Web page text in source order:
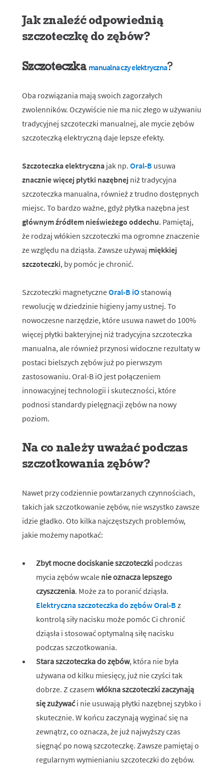
Jak znaleźć odpowiednią
szczoteczkę do zębów?
Szczoteczka manualna czy elektryczna?
Oba rozwiązania mają swoich zagorzałych
zwolenników. Oczywiście nie ma nic złego w używaniu
tradycyjnej szczoteczki manualnej, ale mycie zębów
szczoteczką elektryczną daje lepsze efekty.
Szczoteczka elektryczna jak np. Oral-B usuwa
znacznie więcej płytki nazębnej niż tradycyjna
szczoteczka manualna, również z trudno dostępnych
miejsc. To bardzo ważne, gdyż płytka nazębna jest
głównym źródłem nieświeżego oddechu. Pamiętaj,
że rodzaj włókien szczoteczki ma ogromne znaczenie
ze względu na dziąsła. Zawsze używaj miękkiej
szczoteczki, by pomóc je chronić.
Szczoteczki magnetyczneOral-B iO stanowią
rewolucję w dziedzinie higieny jamy ustnej. To
nowoczesne narzędzie, które usuwa nawet do 100%
więcej płytki bakteryjnej niż tradycyjna szczoteczka
manualna, ale również przynosi widoczne rezultaty w
postaci bielszych zębów już po pierwszym
zastosowaniu. Oral-B iO jest połączeniem
innowacyjnej technologii i skuteczności, które
podnosi standardy pielęgnacji zębów na nowy
poziom.
Na co należy uważać podczas
szczotkowania zębów?
Nawet przy codziennie powtarzanych czynnościach,
takich jak szczotkowanie zębów, nie wszystko zawsze
idzie gładko. Oto kilka najczęstszych problemów,
jakie możemy napotkać:
Zbyt mocne dociskanie szczoteczki podczas
mycia zębów wcale nie oznacza lepszego
czyszczenia. Może za to poranić dziąsła.
Elektryczna szczoteczka do zębów Oral-B z
kontrolą siły nacisku może pomóc Ci chronić
dziąsła i stosować optymalną siłę nacisku
podczas szczotkowania.
Stara szczoteczka do zębów, która nie była
używana od kilku miesięcy, już nie czyści tak
dobrze. Z czasem włókna szczoteczki zaczynają
się zużywaći nie usuwają płytki nazębnej szybko i
skutecznie. W końcu zaczynają wyginać się na
zewnątrz, co oznacza, że już najwyższy czas
sięgnąć po nową szczoteczkę. Zawsze pamiętaj o
regularnym wymienianiu szczoteczki do zębów.